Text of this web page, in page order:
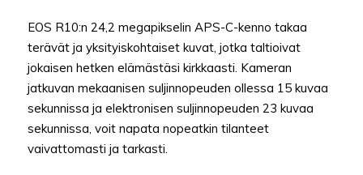
EOS R10:n 24,2 megapikselin APS-C-kenno takaa
terävät ja yksityiskohtaiset kuvat, jotka taltioivat
jokaisen hetken elämästäsi kirkkaasti. Kameran
jatkuvan mekaanisen suljinnopeuden ollessa 15 kuvaa
sekunnissa ja elektronisen suljinnopeuden 23 kuvaa
sekunnissa, voit napata nopeatkin tilanteet
vaivattomasti ja tarkasti.